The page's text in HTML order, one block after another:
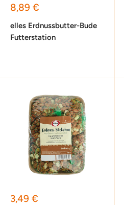
Sonderpreis
8,89 €
elles Erdnussbutter-Bude
Futterstation
Sonderpreis
3,49 €